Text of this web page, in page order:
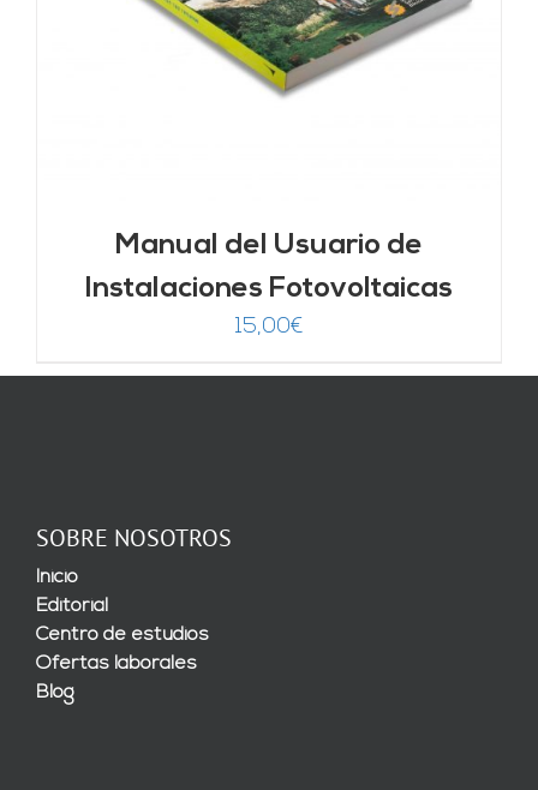
Manual del Usuario de
Instalaciones Fotovoltaicas
15,00€
SOBRE NOSOTROS
Inicio
Editorial
Centro de estudios
Ofertas laborales
Blog